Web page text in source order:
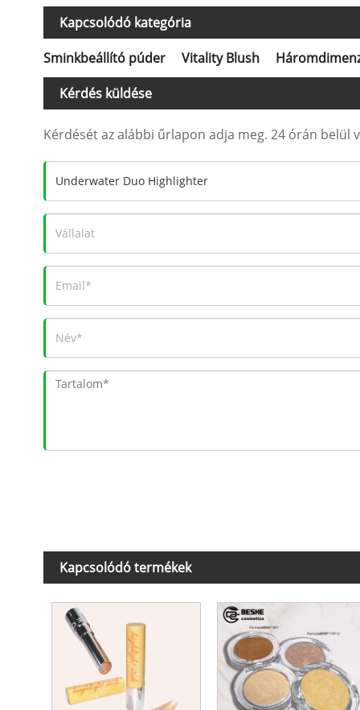
Kapcsolódó kategória
Sminkbeállító púder Vitality Blush
Kérdés küldése
Kérdését az alábbi űrlapon adja meg. 24 órán belül
Kapcsolódó termékek